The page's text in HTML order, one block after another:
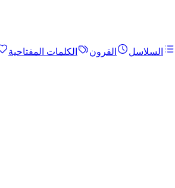
السلاسل القرون الكلمات المفتاحية